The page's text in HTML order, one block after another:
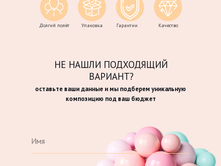
Долгий полёт Упаковка Гарантии Качество
оставьте ваши данные и мы подберем уникальную
композицию под ваш бюджет
НЕ НАШЛИ ПОДХОДЯЩИЙ
ВАРИАНТ?